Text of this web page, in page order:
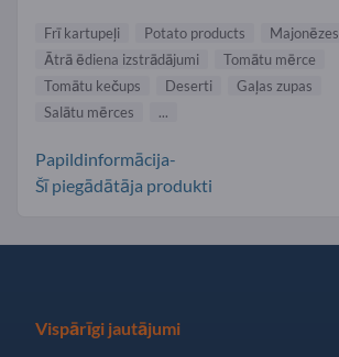
Frī kartupeļi Potato products
Majonēzes
Ātrā ēdiena izstrādājumi
Tomātu mērce
Tomātu kečups
Deserti
Gaļas zupas
Salātu mērces
...
Papildinformācija-
Šī piegādātāja produkti
Vispārīgi jautājumi